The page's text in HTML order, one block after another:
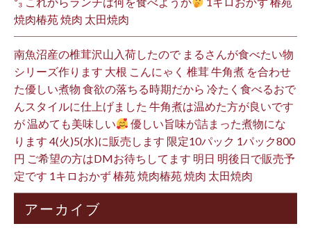
焼肉椿苑 焼肉 太田焼肉
南魚沼産の椎茸沢山入荷したので まるさんが食べたい物
シリーズ作ります 大根 こんにゃく 椎茸 牛角煮 を合わせ
た優しい煮物 食欲の落ちる時期だから 冷たく食べるおで
んスタイルに仕上げました 牛角煮は温めた方が良いです
が 温めても美味しい
優しい旨味が詰まった煮物にな
ります 4(火)5(水)に販売します 限定10パック 1パック800
円 ご希望の方はDMお待ちしてます 明日 明後日で販売予
定です 1キロおかず 椿苑 焼肉椿苑 焼肉 太田焼肉
アーカイブ